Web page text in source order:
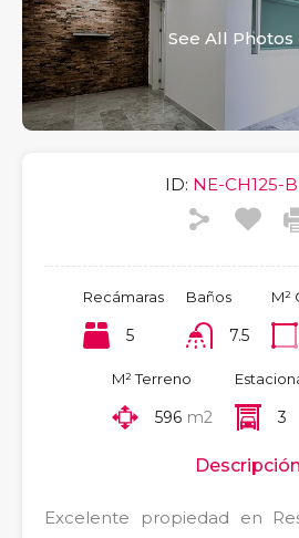
See All Photos
ID: NE-CH125-
Recámaras
5
Baños
7.5
M²
M² Terreno
596 m2 3
Descripción
Excelente propiedad en